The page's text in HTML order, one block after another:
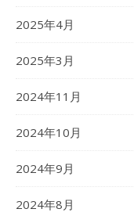
2025年4月
2025年3月
2024年11月
2024年10月
2024年9月
2024年8月